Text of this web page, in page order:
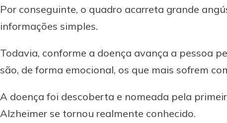
Por conseguinte, o quadro acarreta grande
informações simples.
Todavia, conforme a doença avança a pessoa
são, de forma emocional, os que mais sofrem
A doença foi descoberta e nomeada pela
Alzheimer se tornou realmente conhecido.